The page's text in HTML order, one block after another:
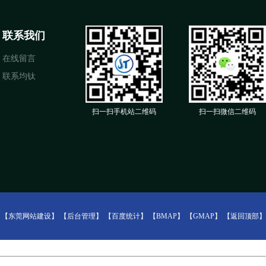
联系我们
在线留言
联系均钛
扫一扫手机站二维码 扫一扫微信二维码
【东莞网站建设】 【后台管理】 【百度统计】 【BMAP】 【GMAP】 【返回顶部】